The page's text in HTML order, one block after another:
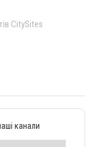
CitySites
канали